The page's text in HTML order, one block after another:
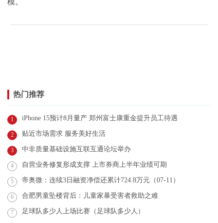
热门推荐
1 iPhone 15预计8月量产 郑州富士康重金提升员工待遇
2 贴近市场需求 服务美好生活
3 中非质量基础设施互联互通论坛举办
4 自营业务修复形成支撑 上市券商上半年业绩可期
5 帝奥微：连续3日融资净偿还累计724.8万元（07-11）
6 合肥男童坠楼背后：儿童家暴受害者救助之难
7 足球队多少人上场比赛（足球队多少人）